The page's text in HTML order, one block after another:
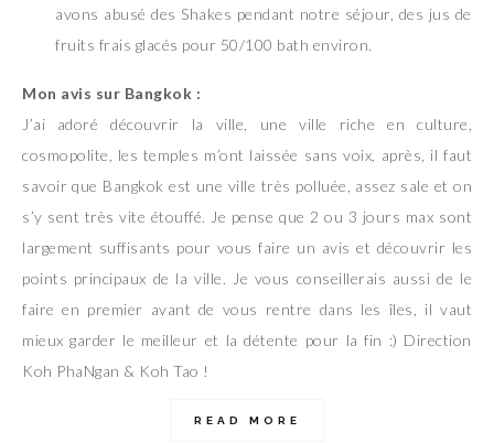
avons abusé des Shakes pendant notre séjour, des jus de
fruits frais glacés pour 50/100 bath environ.
Mon avis sur Bangkok :
J’ai adoré découvrir la ville, une ville riche en culture,
cosmopolite, les temples m’ont laissée sans voix, après, il faut
savoir que Bangkok est une ville très polluée, assez sale et on
s’y sent très vite étouffé. Je pense que 2 ou 3 jours max sont
largement suffisants pour vous faire un avis et découvrir les
points principaux de la ville. Je vous conseillerais aussi de le
faire en premier avant de vous rentre dans les îles, il vaut
mieux garder le meilleur et la détente pour la fin :) Direction
Koh PhaNgan & Koh Tao !
READ MORE